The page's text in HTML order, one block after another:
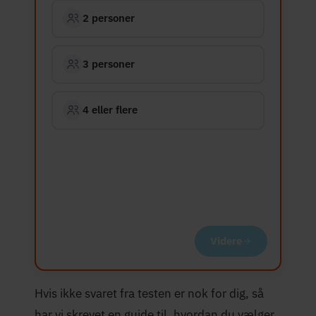
2 personer
3 personer
4 eller flere
Videre
Hvis ikke svaret fra testen er nok for dig, så